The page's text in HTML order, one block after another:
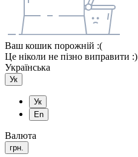
Ваш кошик порожній :(
Це ніколи не пізно виправити :)
Українська
Ук
Ук
En
Валюта
грн.